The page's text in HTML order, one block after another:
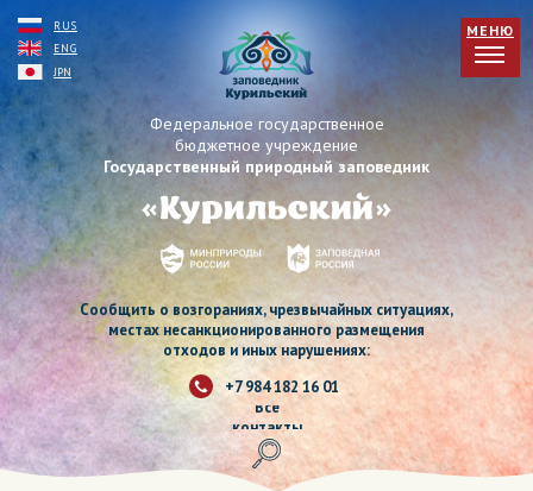
Федеральное государственное
RUS
ENG
JPN
Все
контакты
Сообщить о возгораниях, чрезвычайных ситуациях,
местах несанкционированного размещения
отходов и иных нарушениях:
+7 984 182 16 01
бюджетное учреждение
Государственный природный заповедник
МЕНЮ